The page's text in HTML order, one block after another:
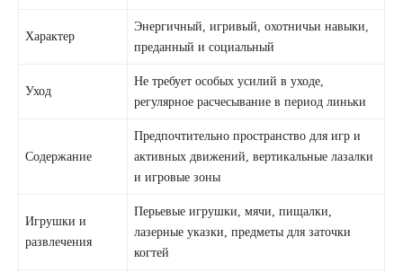
Характер
Энергичный, игривый, охотничьи навыки,
преданный и социальный
Уход
Не требует особых усилий в уходе,
регулярное расчесывание в период линьки
Содержание
Предпочтительно пространство для игр и
активных движений, вертикальные лазалки
и игровые зоны
Игрушки и
развлечения
Перьевые игрушки, мячи, пищалки,
лазерные указки, предметы для заточки
когтей